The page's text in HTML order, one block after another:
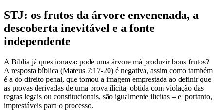
STJ: os frutos da árvore envenenada, a
descoberta inevitável e a fonte
independente
A Bíblia já questionava: pode uma árvore má produzir bons frutos?
A resposta bíblica (Mateus 7:17-20) é negativa, assim como também
é a do direito penal, que tomou a imagem emprestada ao definir que
as provas derivadas de uma prova ilícita, obtida com violação das
regras legais ou constitucionais, são igualmente ilícitas – e, portanto,
imprestáveis para o processo.